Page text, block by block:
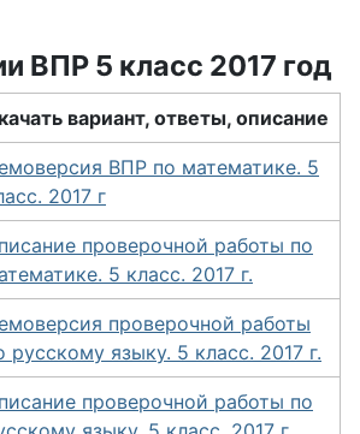
ВПР 5 класс 2017 год
вариант, ответы, описание
ВПР по математике. 5
2017 г
проверочной работы по
5 класс. 2017 г.
проверочной работы
русскому языку. 5 класс. 2017 г.
проверочной работы по